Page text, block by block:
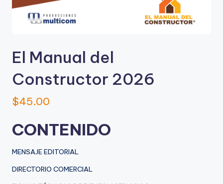
El Manual del
Constructor 2026
$45.00
CONTENIDO
MENSAJE EDITORIAL
DIRECTORIO COMERCIAL